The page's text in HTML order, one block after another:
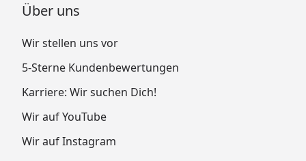
Über uns
Wir stellen uns vor
5-Sterne Kundenbewertungen
Karriere: Wir suchen Dich!
Wir auf YouTube
Wir auf Instagram